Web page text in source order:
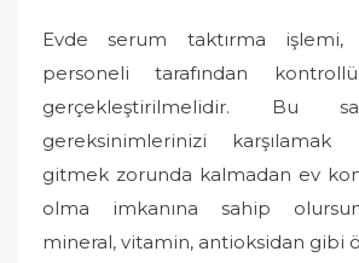
Evde serum taktırma işlemi,
personeli tarafından
gerçekleştirilmelidir. Bu
gereksinimlerinizi
gitmek zorunda kalmadan ev
olma imkanına sahip
mineral, vitamin, antioksidan gibi